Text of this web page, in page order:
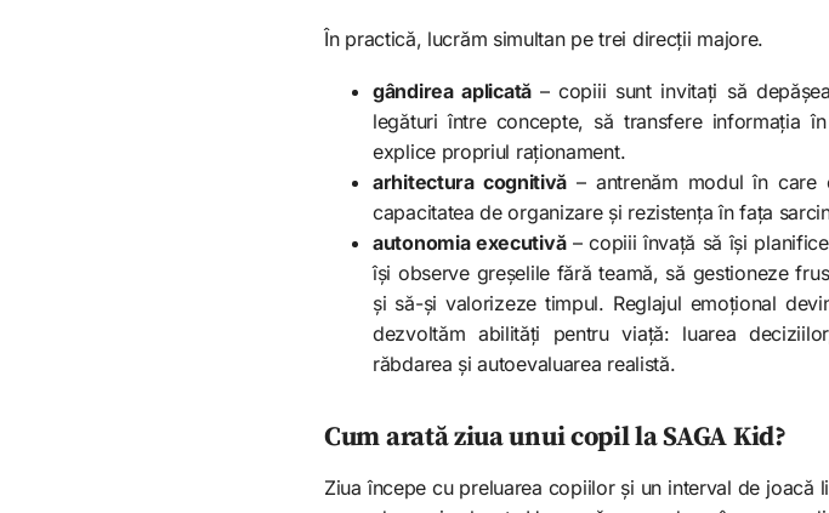
În practică, lucrăm simultan pe trei direcții majore.
gândirea aplicată – copiii sunt invitați să
legături între concepte, să transfere informația
explice propriul raționament.
arhitectura cognitivă – antrenăm modul în care
capacitatea de organizare și rezistența în fața
autonomia executivă– copiii învață să își
își observe greșelile fără teamă, să gestioneze
și să-și valorizeze timpul. Reglajul emoțional
dezvoltăm abilități pentru viață: luarea
răbdarea și autoevaluarea realistă.
Cum arată ziua unui copil la SAGA Kid?
Ziua începe cu preluarea copiilor și un interval de